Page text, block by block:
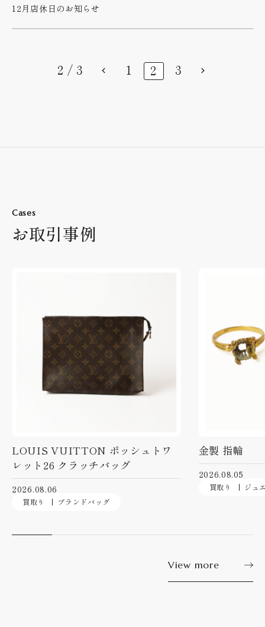
12月店休日のお知らせ
2 / 3 1 2 3
Cases
お取引事例
LOUIS VUITTON ポッシュトワ
レット26 クラッチバッグ
2026.08.06
買取り ブランドバッグ
金製 指輪
2026.08.05
買取り ジュ
View more